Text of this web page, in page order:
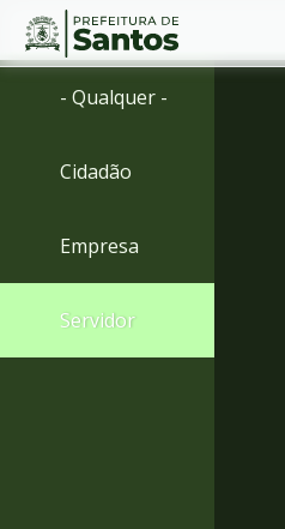
Ir
menu
para
Conteúdo
- Qualquer -
Cidadão
Empresa
Servidor